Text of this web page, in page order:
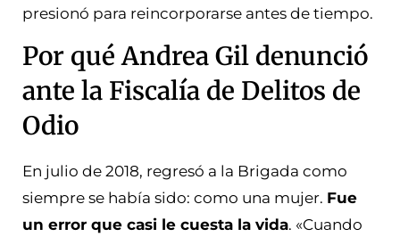
presionó para reincorporarse antes de tiempo.
Por qué Andrea Gil denunció
ante la Fiscalía de Delitos de
Odio
En julio de 2018, regresó a la Brigada como
siempre se había sido: como una mujer. Fue
un error que casi le cuesta la vida. «Cuando